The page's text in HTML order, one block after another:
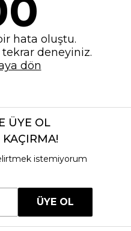
hata oluştu.
deneyiniz.
dön
ÜYE OL
KAÇIRMA!
istemiyorum
ÜYE OL